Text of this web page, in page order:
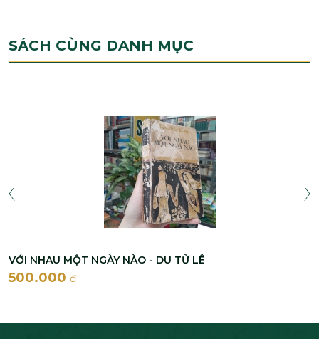
SÁCH CÙNG DANH MỤC
VỚI NHAU MỘT NGÀY NÀO - DU TỬ LÊ
500.000 đ